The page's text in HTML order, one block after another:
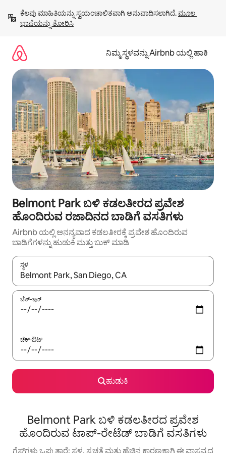
ಹೋಗಿ
ಕೆಲವು ಮಾಹಿತಿಯನ್ನು ಸ್ವಯಂಚಾಲಿತವಾಗಿ ಅನುವಾದಿಸಲಾಗಿದೆ. ಮೂಲ
ಭಾಷೆಯನ್ನು ತೋರಿಸಿ
ನಿಮ್ಮ ಸ್ಥಳವನ್ನು Airbnb ಯಲ್ಲಿ ಹಾಕಿ
Belmont Park ಬಳಿ ಕಡಲತೀರದ ಪ್ರವೇಶ
ಹೊಂದಿರುವ ರಜಾದಿನದ ಬಾಡಿಗೆ ವಸತಿಗಳು
Airbnb ಯಲ್ಲಿ ಅನನ್ಯವಾದ ಕಡಲತೀರಕ್ಕೆ ಪ್ರವೇಶ ಹೊಂದಿರುವ
ಬಾಡಿಗೆಗಳನ್ನು ಹುಡುಕಿ ಮತ್ತು ಬುಕ್ ಮಾಡಿ
ಸ್ಥಳ
ಫಲಿತಾಂಶಗಳು ಲಭ್ಯವಿರುವಾಗ, ಅಪ್ ಮತ್ತು ಡೌನ್ ಬಾಣದ ಕೀಲಿಗಳೊಂದಿಗೆ
ಚೆಕ್-ಇನ್
ಚೆಕ್-ಔಟ್
ಹುಡುಕಿ
Belmont Park ಬಳಿ ಕಡಲತೀರದ ಪ್ರವೇಶ
ಹೊಂದಿರುವ ಟಾಪ್-ರೇಟೆಡ್ ಬಾಡಿಗೆ ವಸತಿಗಳು
ಗೆಸ್ಟ್‌ಗಳು ಒಪ್ಪುತ್ತಾರೆ: ಸ್ಥಳ, ಸ್ವಚ್ಛತೆ ಮತ್ತು ಹೆಚ್ಚಿನ ಕಾರಣಕ್ಕಾಗಿ ಈ ವಾಸ್ತವ್ಯದ